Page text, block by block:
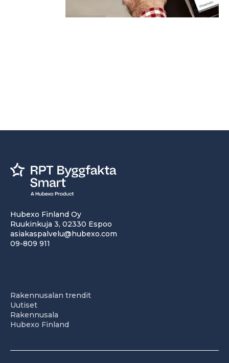
Hubexo Finland Oy
Ruukinkuja 3, 02330 Espoo
asiakaspalvelu@hubexo.com
09-809 911
Rakennusalan trendit
Uutiset
Rakennusala
Hubexo Finland